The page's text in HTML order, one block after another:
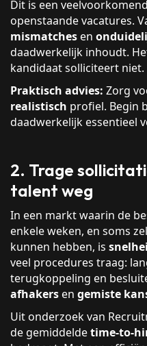
Dit is een
openstaande vacatures.
mismatches en
daadwerkelijk inhoudt.
kandidaat solliciteert niet.
Praktisch advies: Zorg
realistisch profiel. Begin
daadwerkelijk essentieel
2. Trage
talent weg
In een markt waarin de
enkele weken, en soms
kunnen hebben, is
veel procedures traag:
terugkoppeling en
afhakers en gemiste
Uit onderzoek van
de gemiddeldetime-to-